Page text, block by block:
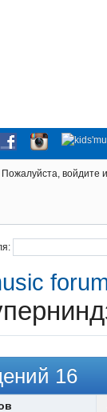
Пожалуйста, войдите
16